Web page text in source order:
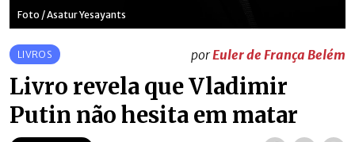
Foto / Asatur Yesayants
LIVROS porEuler de França Belém
Livro revela que Vladimir
Putin não hesita em matar